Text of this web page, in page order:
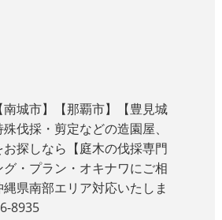
南城市】【那覇市】【豊見城
伐採・剪定などの造園屋、
探しなら【庭木の伐採専門
・プラン・オキナワにご相
県南部エリア対応いたしま
8935